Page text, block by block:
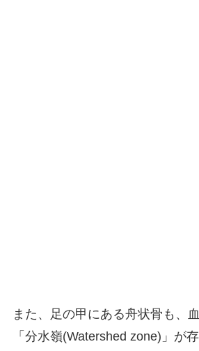
また、足の甲にある舟状骨も、
「分水嶺(Watershed zone)」が